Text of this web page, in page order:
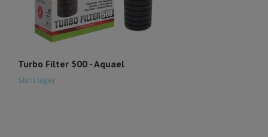
Turbo Filter 500 - Aquael
Slut i lager